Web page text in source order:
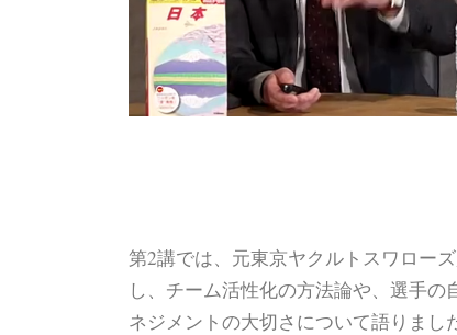
第2講では、元東京ヤクルトスワロー
し、チーム活性化の方法論や、選手
ネジメントの大切さについて語りまし